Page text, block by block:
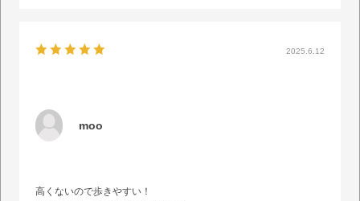
2025.6.12
moo
高くないので歩きやすい！